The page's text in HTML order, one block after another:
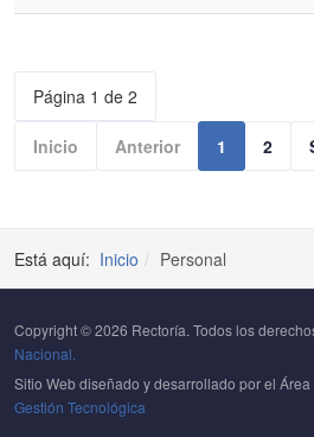
Página 1 de 2
Inicio Anterior 1 2
Está aquí: Inicio Personal
Copyright © 2026 Rectoría. Todos los
Nacional.
Sitio Web diseñado y desarrollado por el
Gestión Tecnológica